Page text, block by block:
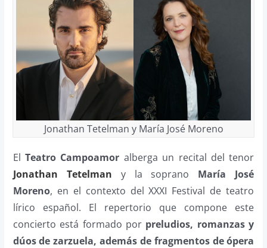
Jonathan Tetelman y María José Moreno
ElTeatro Campoamor alberga un recital del tenor
Jonathan Tetelman y la soprano María José
Moreno, en el contexto del XXXI Festival de teatro
lírico español. El repertorio que compone este
concierto está formado por preludios, romanzas y
dúos de zarzuela, además de fragmentos de ópera